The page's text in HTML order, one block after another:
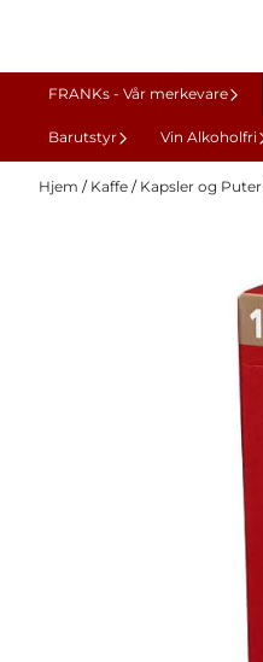
FRANKs - Vår merkevare
Barutstyr Vin Alkoholfri
Hjem / Kaffe / Kapsler og Puter